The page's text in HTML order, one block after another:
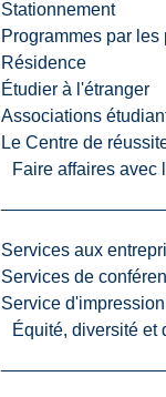
Stationnement
Programmes par les
Résidence
Étudier à l'étranger
Associations
Le Centre de
Faire affaires avec
Services aux
Services de
Service d'impression
Équité, diversité et